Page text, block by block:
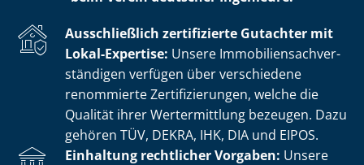
Ausschließlich zertifizierte Gutachter mit
Lokal-Expertise: Unsere Im­mo­bi­li­en­sach­ver­
stän­di­gen verfügen über verschiedene
renommierte Zer­ti­fi­zie­run­gen, welche die
Qualität ihrer Wertermittlung bezeugen. Dazu
gehören TÜV, DEKRA, IHK, DIA und EIPOS.
Einhaltung rechtlicher Vorgaben: Unsere